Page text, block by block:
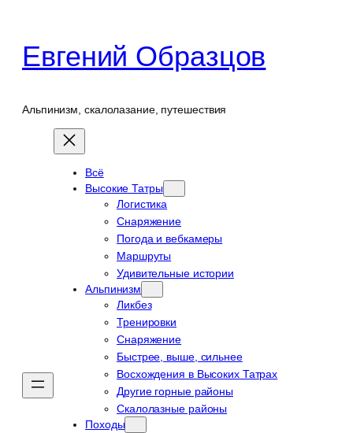
содержимому
Евгений Образцов
Альпинизм, скалолазание, путешествия
Всё
Высокие Татры
Логистика
Снаряжение
Погода и вебкамеры
Маршруты
Удивительные истории
Альпинизм
Ликбез
Тренировки
Снаряжение
Быстрее, выше, сильнее
Восхождения в Высоких Татрах
Другие горные районы
Скалолазные районы
Походы